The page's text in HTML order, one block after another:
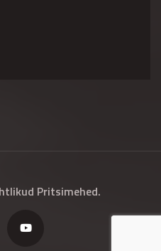
Pritsimehed.